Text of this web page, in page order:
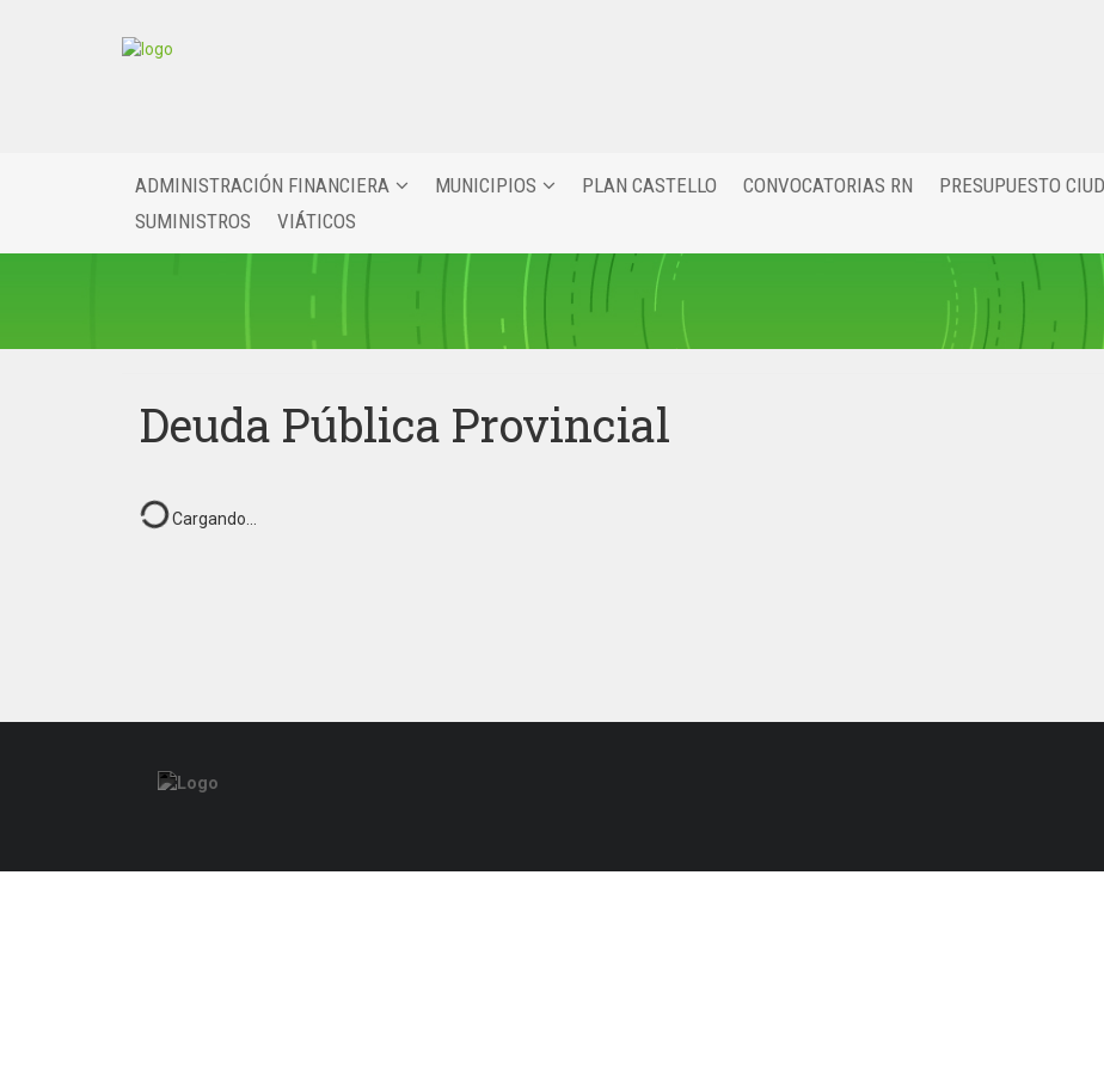
ADMINISTRACIÓN FINANCIERA MUNICIPIOS PLAN CASTELLO CONVOCATORIAS RN PRESUPUESTO
SUMINISTROS
VIÁTICOS
Deuda Pública Provincial
Cargando...